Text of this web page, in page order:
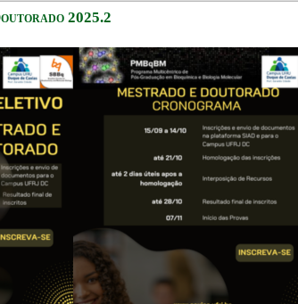
2025.2
PR-7 Canal Youtube